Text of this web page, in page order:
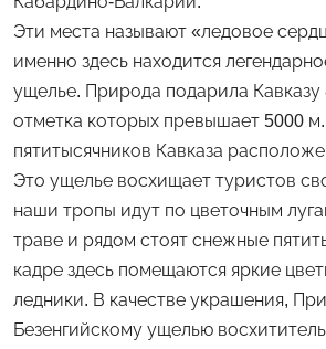
Эти места называют «ледовое
именно здесь находится
ущелье. Природа подарила
отметка которых превышает 5000
пятитысячников Кавказа
Это ущелье восхищает туристов
наши тропы идут по цветочным
траве и рядом стоят снежные
кадре здесь помещаются яркие
ледники. В качестве украшения,
Безенгийскому ущелью